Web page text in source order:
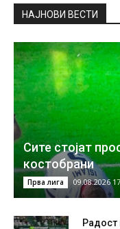
НAЈНОВИ ВЕСТИ
Сите стојат
костобрани
Прва лига 09.08.2026
Радост